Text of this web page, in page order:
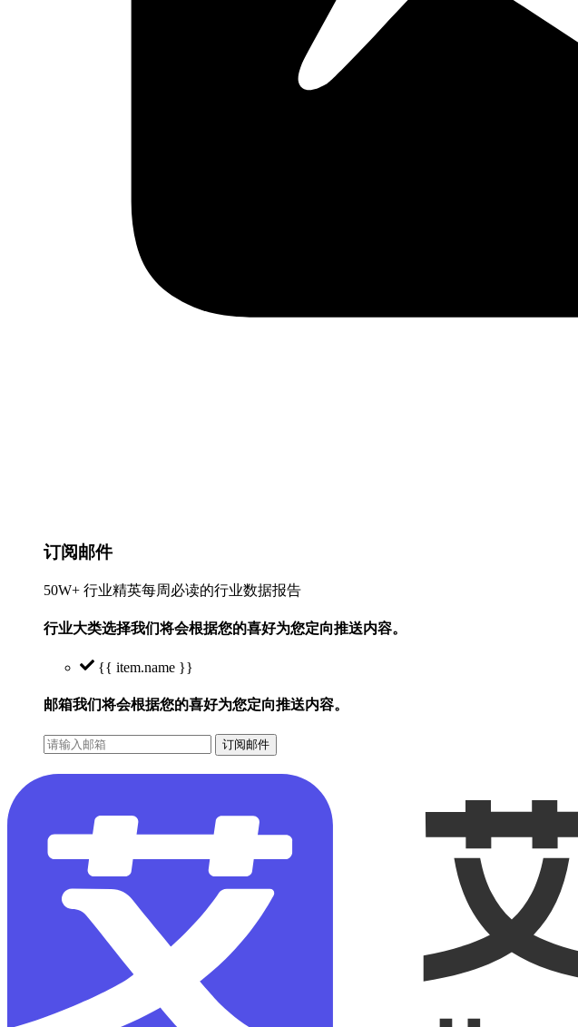
订阅邮件
50W+ 行业精英每周必读的行业数据报告
行业大类选择我们将会根据您的喜好为您定向推送内容。
{{ item.name }}
邮箱我们将会根据您的喜好为您定向推送内容。
订阅邮件